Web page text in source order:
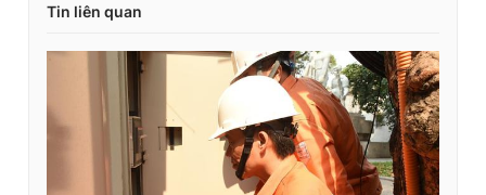
Tin liên quan